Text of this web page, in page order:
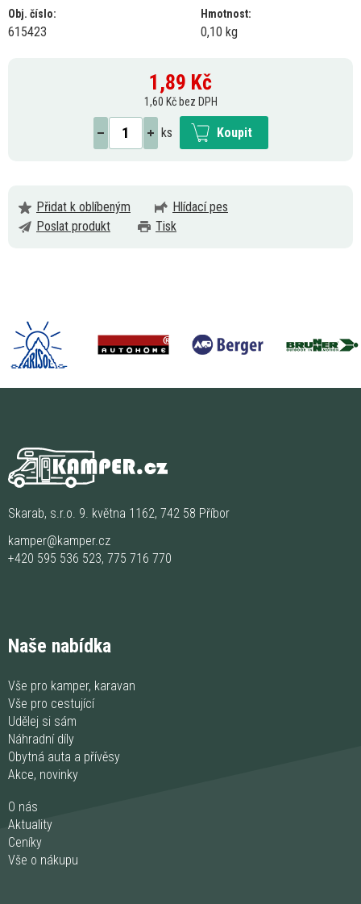
Obj. číslo:
615423
Hmotnost:
0,10 kg
1,89 Kč
1,60 Kč bez DPH
ks Koupit
Přidat k oblíbeným
Hlídací pes
Poslat produkt
Tisk
Skarab, s.r.o. 9. května 1162, 742 58 Příbor
kamper@kamper.cz
+420 595 536 523, 775 716 770
Naše nabídka
Vše pro kamper, karavan
Vše pro cestující
Udělej si sám
Náhradní díly
Obytná auta a přívěsy
Akce, novinky
O nás
Aktuality
Ceníky
Vše o nákupu